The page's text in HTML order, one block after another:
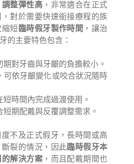
整彈性高 ，非常適合在正式
對於需要快速銜接療程的族
短 臨時假牙製作時間 ，讓治
的主要特色包含：
期對牙齒與牙齦的負擔較小。
可依牙齦變化或咬合狀況隨時
短時間內完成過渡使用。
短期配戴與反覆調整需求。
不及正式假牙，長時間或高
裂的情況，因此臨時假牙本
解決方案 ，而且配戴期間也